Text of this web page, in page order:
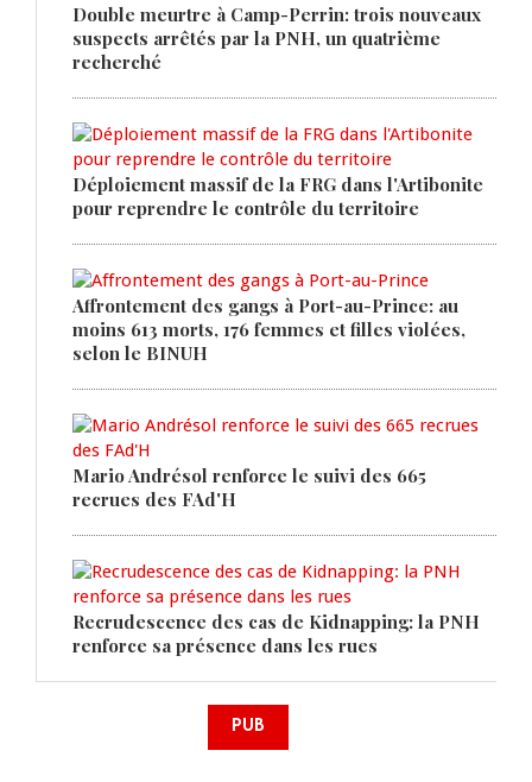
Double meurtre à Camp-Perrin: trois nouveaux
suspects arrêtés par la PNH, un quatrième
recherché
Déploiement massif de la FRG dans l'Artibonite
pour reprendre le contrôle du territoire
Affrontement des gangs à Port-au-Prince: au
moins 613 morts, 176 femmes et filles violées,
selon le BINUH
Mario Andrésol renforce le suivi des 665
recrues des FAd'H
Recrudescence des cas de Kidnapping: la PNH
renforce sa présence dans les rues
PUB